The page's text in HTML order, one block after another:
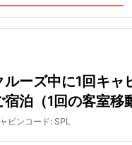
ルーズ中に1回キャ
宿泊（1回の客室移
ビンコード: SPL